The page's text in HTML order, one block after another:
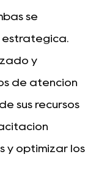
se
estratégica.
y
de atención
sus recursos
y optimizar los